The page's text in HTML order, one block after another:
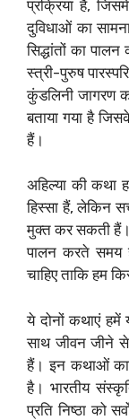
प्रक्रिया है,
दुविधाओं का
सिद्धांतों का पालन
स्त्री-पुरुष
कुंडलिनी जागरण
बताया गया है
हैं।
अहिल्या की कथा
हिस्सा हैं, लेकिन
मुक्त कर सकती हैं।
पालन करते समय
चाहिए ताकि हम
ये दोनों कथाएं हमें
साथ जीवन जीने से
हैं। इन कथाओं का
है। भारतीय
प्रति निष्ठा को